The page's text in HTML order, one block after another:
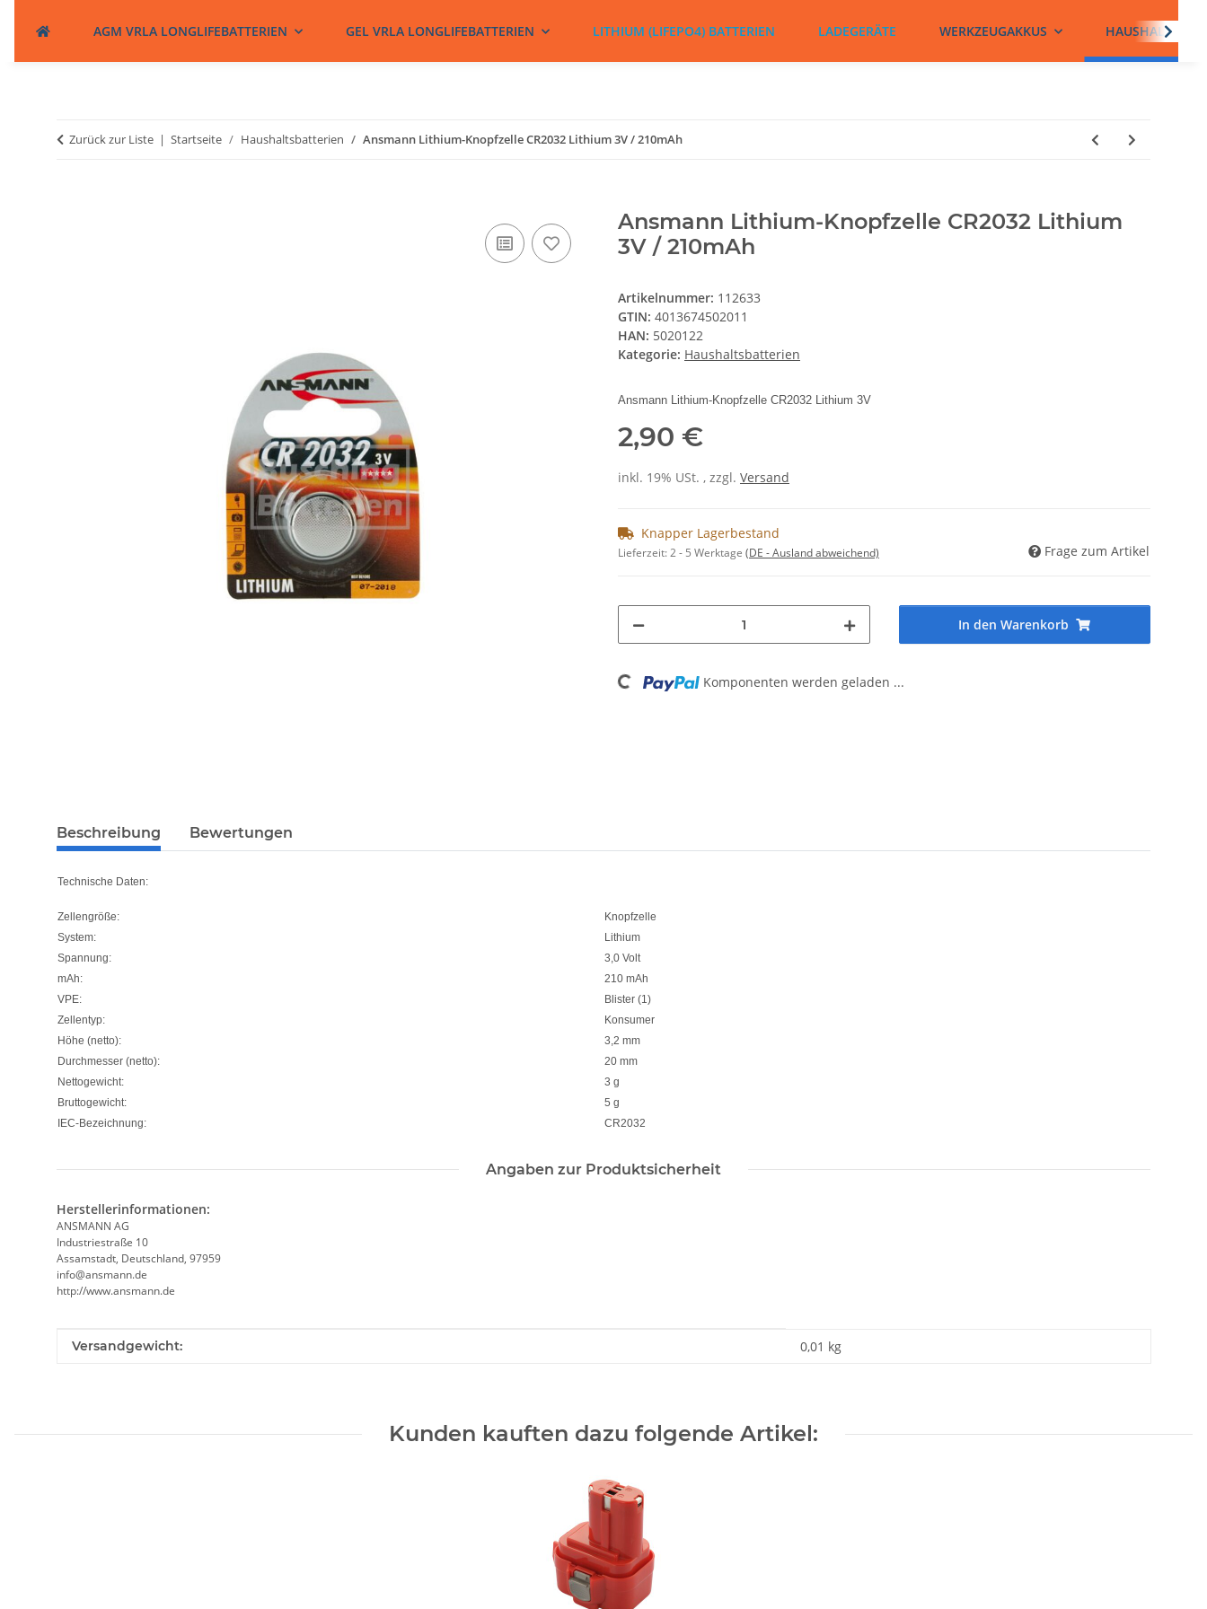
AGM VRLA LONGLIFEBATTERIEN GEL VRLA LONGLIFEBATTERIEN LITHIUM (LIFEPO4) BATTERIEN LADEGERÄTE WERKZEUGAKKUS
Zurück zur Liste Startseite Haushaltsbatterien Ansmann Lithium-Knopfzelle CR2032 Lithium 3V / 210mAh
Ansmann Lithium-Knopfzelle CR2032 Lithium
3V / 210mAh
Artikelnummer: 112633
GTIN: 4013674502011
HAN: 5020122
Kategorie: Haushaltsbatterien
Ansmann Lithium-Knopfzelle CR2032 Lithium 3V
2,90 €
inkl. 19% USt. , zzgl. Versand
Knapper Lagerbestand
Lieferzeit:2 - 5 Werktage (DE - Ausland abweichend) Frage zum Artikel
In den Warenkorb
Loading... Komponenten werden geladen ...
Beschreibung Bewertungen
Technische Daten:
Zellengröße:
Knopfzelle
System:
Lithium
Spannung:
3,0 Volt
mAh:
210 mAh
VPE:
Blister (1)
Zellentyp:
Konsumer
Höhe (netto):
3,2 mm
Durchmesser (netto):
20 mm
Nettogewicht:
3 g
Bruttogewicht:
5 g
IEC-Bezeichnung:
CR2032
Angaben zur Produktsicherheit
Herstellerinformationen:
ANSMANN AG
Industriestraße 10
Assamstadt, Deutschland, 97959
info@ansmann.de
http://www.ansmann.de
Produkteigenschaft
Wert
Versandgewicht: 0,01 kg
Kunden kauften dazu folgende Artikel: